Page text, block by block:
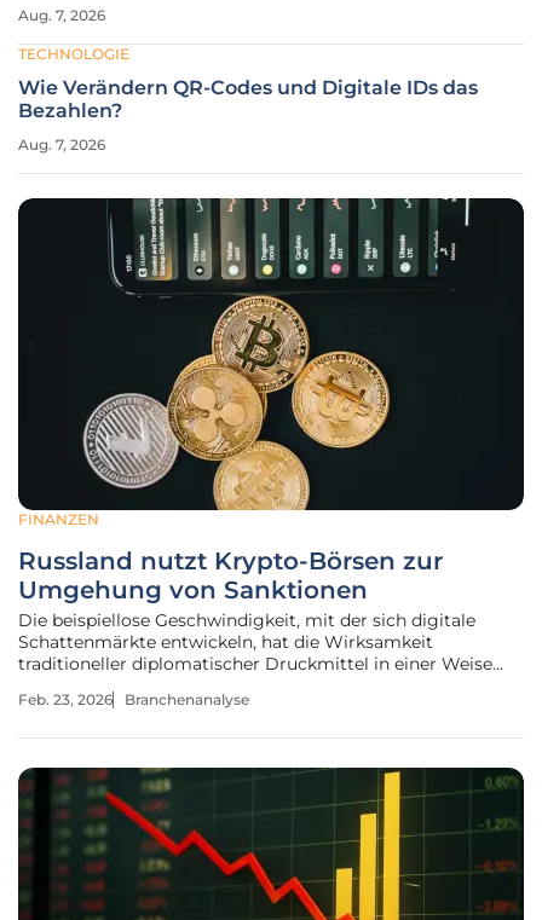
FINANZEN
Russland nutzt Krypto-Börsen zur
Umgehung von Sanktionen
Die beispiellose Geschwindigkeit, mit der sich digitale
Schattenmärkte entwickeln, hat die Wirksamkeit
traditioneller diplomatischer Druckmittel in einer Weise
schien. Die globale Finanzlandschaft sieht sich derzeit mit
Feb. 23, 2026 Branchenanalyse
Aug. 7, 2026
TECHNOLOGIE
Wie Verändern QR-Codes und Digitale IDs das
Bezahlen?
Aug. 7, 2026